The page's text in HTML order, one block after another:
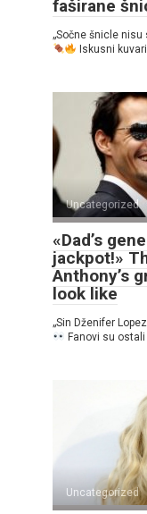
faširane
„Sočne šnicle
Iskusni
Uncategorized
«Dad’s
jackpot!»
Anthony’s
look like
„Sin Dženifer
Fanovi su
Uncategorized